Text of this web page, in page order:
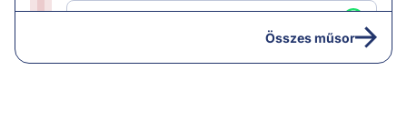
Összes műsor